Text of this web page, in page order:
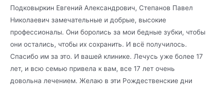
Подковыркин Евгений Александрович, Степанов Павел
Николаевич замечательные и добрые, высокие
профессионалы. Они боролись за мои бедные зубки, чтобы
они остались, чтобы их сохранить. И всё получилось.
Спасибо им за это. И вашей клинике. Лечусь уже более 17
лет, и всю семью привела к вам, все 17 лет очень
довольна лечением. Желаю в эти Рождественские дни